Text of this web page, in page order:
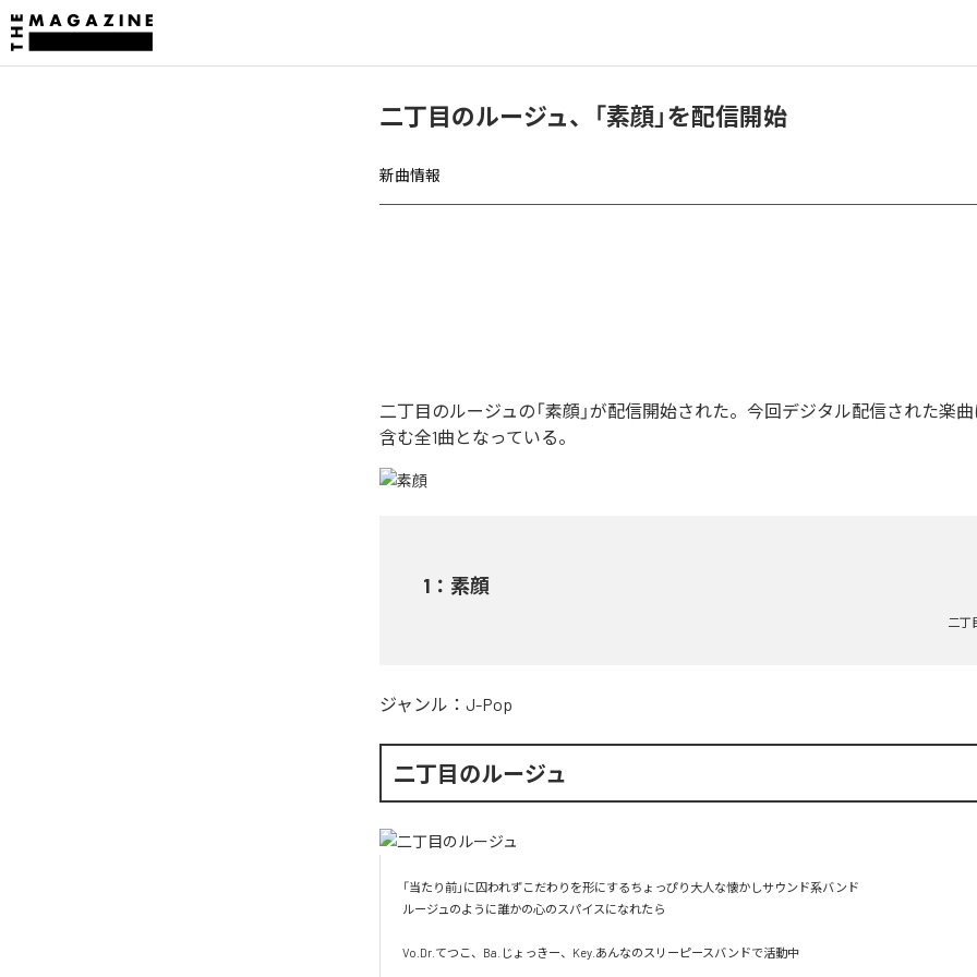
二丁目のルージュ、「素顔」を配信開始
新曲情報
二丁目のルージュの「素顔」が配信開始された。今回デジタル配信された楽曲
含む全1曲となっている。
1 ： 素顔
二丁
ジャンル： J-Pop
二丁目のルージュ
「当たり前」に囚われずこだわりを形にするちょっぴり大人な懐かしサウンド系バンド
ルージュのように誰かの心のスパイスになれたら
Vo.Dr.てつこ、Ba.じょっきー、Key.あんなのスリーピースバンドで活動中